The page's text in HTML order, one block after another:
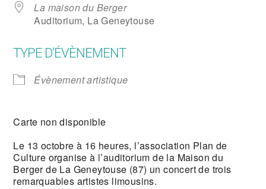
La maison du Berger
Auditorium, La Geneytouse
TYPE D’ÉVÈNEMENT
Évènement artistique
Carte non disponible
Le 13 octobre à 16 heures, l’association Plan de
Culture organise à l’auditorium de la Maison du
Berger de La Geneytouse (87) un concert de trois
remarquables artistes limousins.